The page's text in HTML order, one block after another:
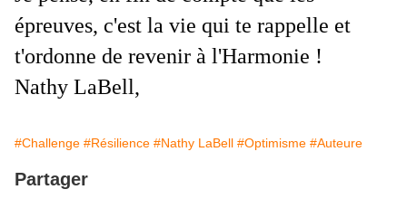
épreuves, c'est la vie qui te rappelle et
t'ordonne de revenir à l'Harmonie !
Nathy LaBell,
#Challenge #Résilience #Nathy LaBell #Optimisme #Auteure
Partager